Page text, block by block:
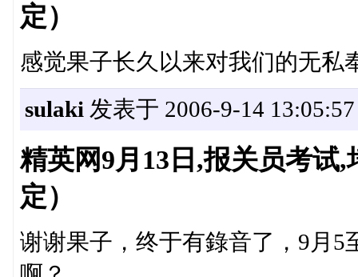
定）
感觉果子长久以来对我们的无私
sulaki 发表于 2006-9-14 13:05:57
精英网9月13日,报关员考试
定）
谢谢果子，终于有錄音了，9月5